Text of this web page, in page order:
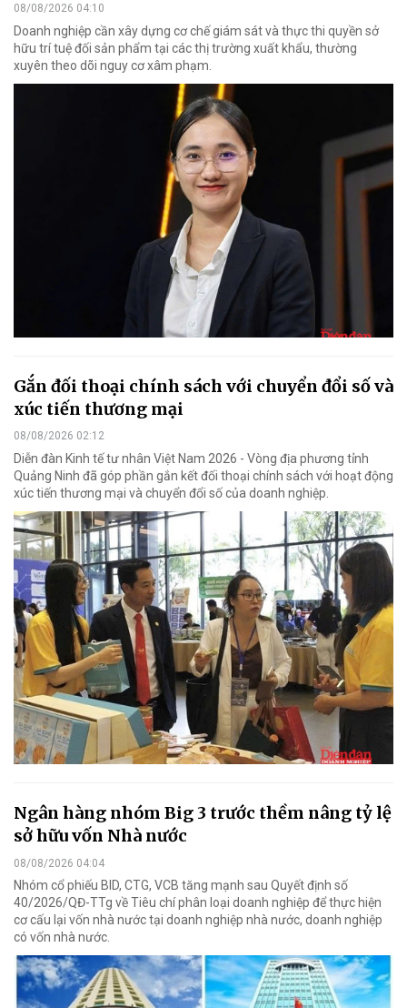
08/08/2026 04:10
Doanh nghiệp cần xây dựng cơ chế giám sát và thực thi quyền sở
hữu trí tuệ đối sản phẩm tại các thị trường xuất khẩu, thường
xuyên theo dõi nguy cơ xâm phạm.
Gắn đối thoại chính sách với chuyển đổi số và
xúc tiến thương mại
08/08/2026 02:12
Diễn đàn Kinh tế tư nhân Việt Nam 2026 - Vòng địa phương tỉnh
Quảng Ninh đã góp phần gắn kết đối thoại chính sách với hoạt động
xúc tiến thương mại và chuyển đổi số của doanh nghiệp.
Ngân hàng nhóm Big 3 trước thềm nâng tỷ lệ
sở hữu vốn Nhà nước
08/08/2026 04:04
Nhóm cổ phiếu BID, CTG, VCB tăng mạnh sau Quyết định số
40/2026/QĐ-TTg về Tiêu chí phân loại doanh nghiệp để thực hiện
cơ cấu lại vốn nhà nước tại doanh nghiệp nhà nước, doanh nghiệp
có vốn nhà nước.